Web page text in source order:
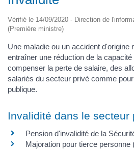
Vérifié le 14/09/2020 - Direction de
(Première ministre)
Une maladie ou un accident d'origine
entraîner une réduction de la
compenser la perte de salaire, des
salariés du secteur privé comme
publique.
Invalidité dans le secteur
Pension d'invalidité de la
Majoration pour tierce personne